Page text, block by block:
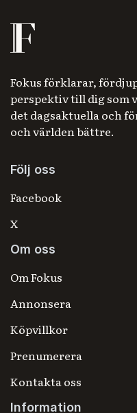
Fokus förklarar,
perspektiv till dig som
det dagsaktuella och
och världen bättre.
Följ oss
Facebook
X
Om oss
Om Fokus
Annonsera
Köpvillkor
Prenumerera
Kontakta oss
Information